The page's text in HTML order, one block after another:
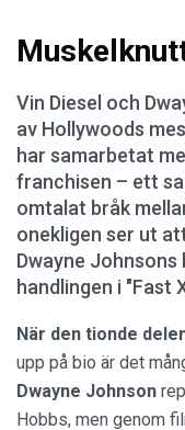
Vin Diesel och
av Hollywoods
har samarbetat
franchisen – ett
omtalat bråk
onekligen ser ut
Dwayne
handlingen i "Fast
När den tionde
upp på bio är det
Dwayne Johnson
Hobbs, men genom